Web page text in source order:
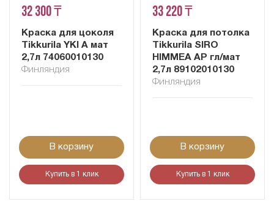
32 300 ₸
Краска для цоколя
Tikkurila YKI A мат
2,7л 74060010130
Финляндия
В корзину
Купить в 1 клик
33 220 ₸
Краска для потолка
Tikkurila SIRO
HIMMEA AP гл/мат
2,7л 89102010130
Финляндия
В корзину
Купить в 1 клик